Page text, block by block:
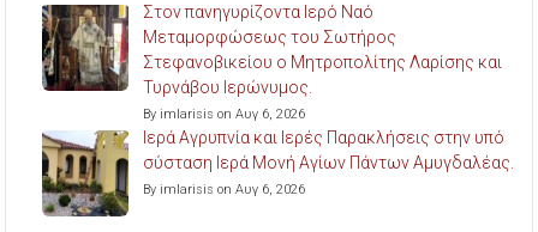
Στον πανηγυρίζοντα Ιερό Ναό
Μεταμορφώσεως του Σωτήρος
Στεφανοβικείου ο Μητροπολίτης Λαρίσης και
Τυρνάβου Ιερώνυμος.
By imlarisis on Αυγ 6, 2026
Ιερά Αγρυπνία και Ιερές Παρακλήσεις στην υπό
σύσταση Ιερά Μονή Αγίων Πάντων Αμυγδαλέας.
By imlarisis on Αυγ 6, 2026